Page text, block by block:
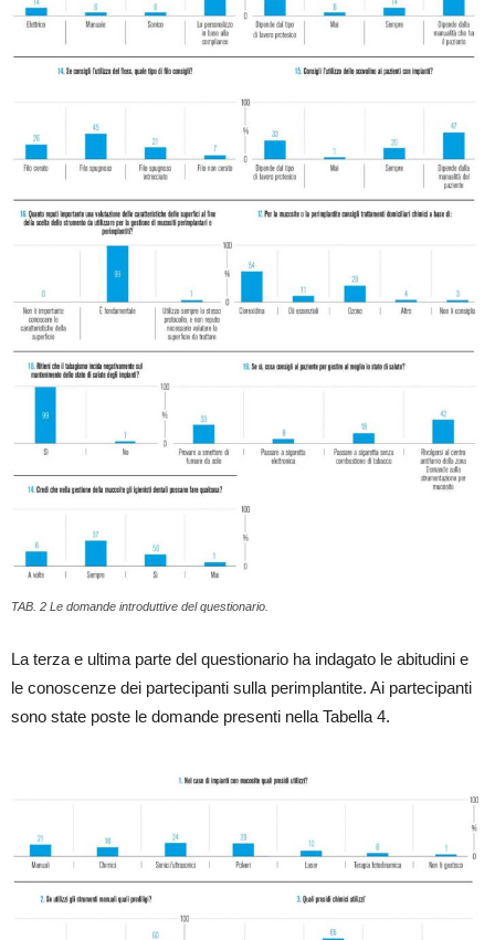
TAB. 2 Le domande introduttive del questionario.
La terza e ultima parte del questionario ha indagato le abitudini e
le conoscenze dei partecipanti sulla perimplantite. Ai partecipanti
sono state poste le domande presenti nella Tabella 4.